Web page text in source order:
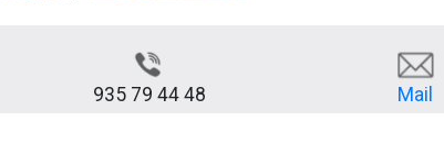
935 79 44 48 Mail